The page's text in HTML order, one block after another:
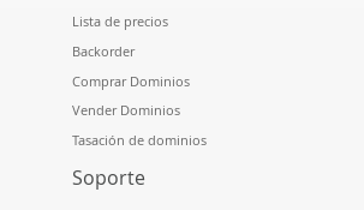
Lista de precios
Backorder
Comprar Dominios
Vender Dominios
Tasación de dominios
Soporte